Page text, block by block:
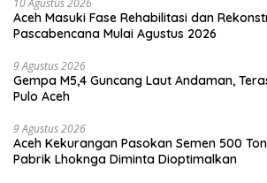
10 Agustus 2026
Aceh Masuki Fase Rehabilitasi dan
Pascabencana Mulai Agustus 2026
9 Agustus 2026
Gempa M5,4 Guncang Laut Andaman,
Pulo Aceh
9 Agustus 2026
Aceh Kekurangan Pasokan Semen 500
Pabrik Lhoknga Diminta Dioptimalkan